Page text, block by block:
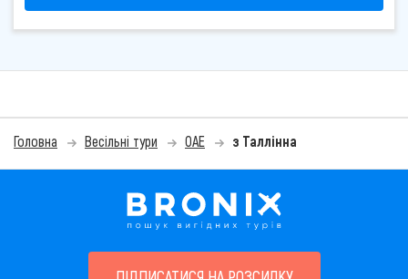
Головна Весільні тури ОАЕ з Таллінна